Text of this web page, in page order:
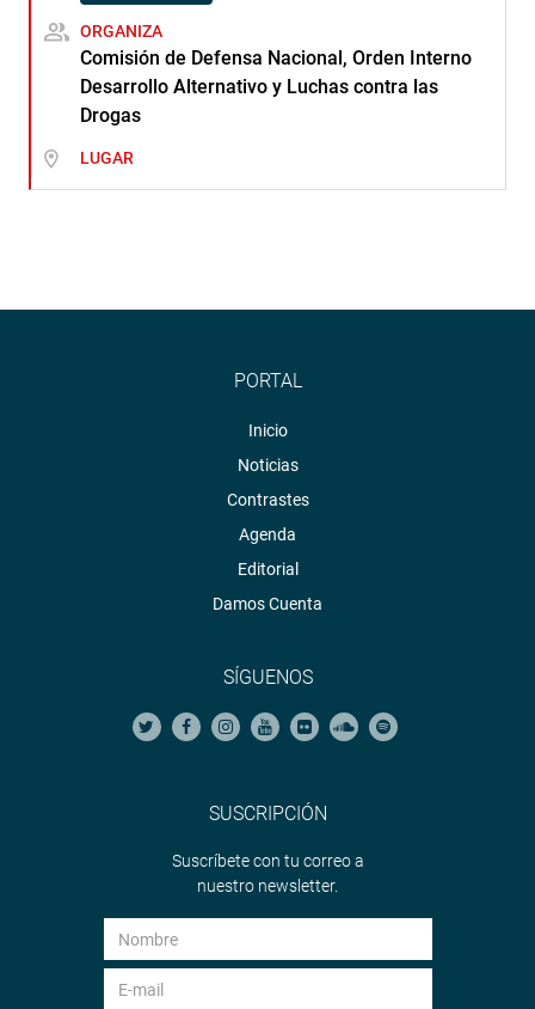
ORGANIZA
Comisión de Defensa Nacional, Orden Interno
Desarrollo Alternativo y Luchas contra las
Drogas
LUGAR
PORTAL
Inicio
Noticias
Contrastes
Agenda
Editorial
Damos Cuenta
SÍGUENOS
SUSCRIPCIÓN
Suscríbete con tu correo a
nuestro newsletter.